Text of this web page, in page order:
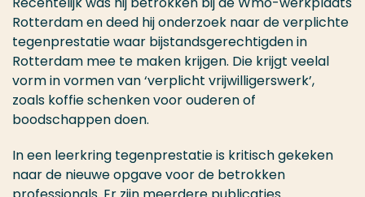
Rotterdam en deed hij onderzoek naar de verplichte
tegenprestatie waar bijstandsgerechtigden in
Rotterdam mee te maken krijgen. Die krijgt veelal
vorm in vormen van ‘verplicht vrijwilligerswerk’,
zoals koffie schenken voor ouderen of
boodschappen doen.
In een leerkring tegenprestatie is kritisch gekeken
naar de nieuwe opgave voor de betrokken